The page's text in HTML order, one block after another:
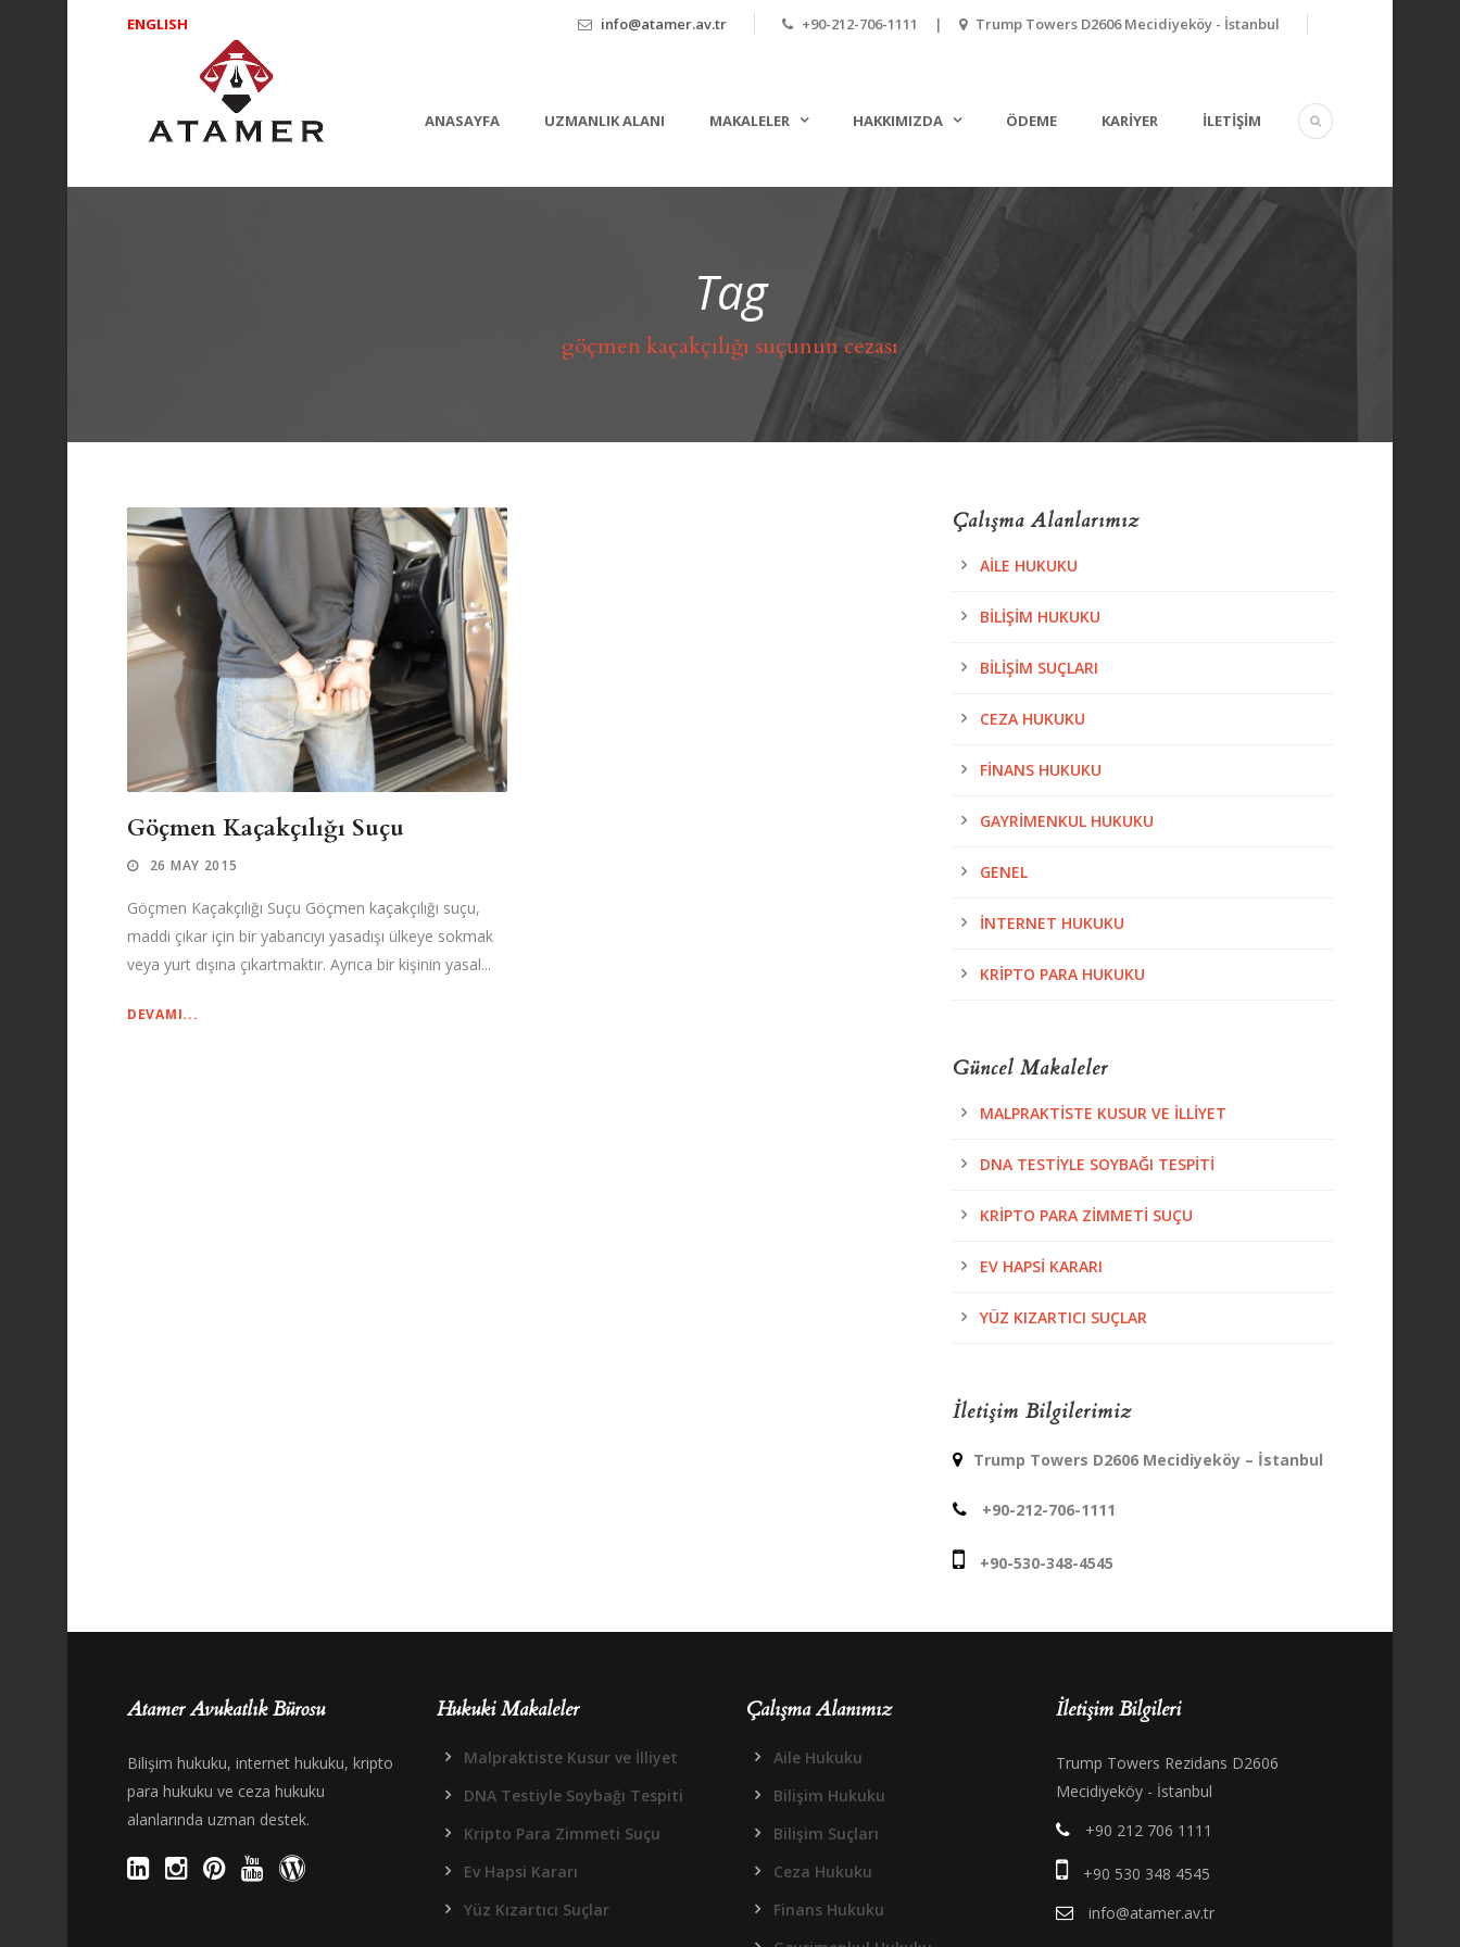
ENGLISH info@atamer.av.tr +90-212-706-1111 | Trump Towers D2606 Mecidiyeköy - İstanbul
ANASAYFA UZMANLIK ALANI MAKALELER HAKKIMIZDA ÖDEME KARİYER İLETİŞİM
Tag
göçmen kaçakçılığı suçunun cezası
Göçmen Kaçakçılığı Suçu
26 MAY 2015
Göçmen Kaçakçılığı Suçu Göçmen kaçakçılığı suçu,
maddi çıkar için bir yabancıyı yasadışı ülkeye sokmak
veya yurt dışına çıkartmaktır. Ayrıca bir kişinin yasal...
DEVAMI...
Çalışma Alanlarımız
AILE HUKUKU
BILIŞIM HUKUKU
BILIŞIM SUÇLARI
CEZA HUKUKU
FINANS HUKUKU
GAYRIMENKUL HUKUKU
GENEL
İNTERNET HUKUKU
KRIPTO PARA HUKUKU
Güncel Makaleler
MALPRAKTISTE KUSUR VE İLLIYET
DNA TESTIYLE SOYBAĞI TESPITI
KRIPTO PARA ZIMMETI SUÇU
EV HAPSI KARARI
YÜZ KIZARTICI SUÇLAR
İletişim Bilgilerimiz
Trump Towers D2606 Mecidiyeköy – İstanbul
+90-212-706-1111
+90-530-348-4545
Atamer Avukatlık Bürosu
Bilişim hukuku, internet hukuku, kripto
para hukuku ve ceza hukuku
alanlarında uzman destek.
Hukuki Makaleler
Malpraktiste Kusur ve İlliyet
DNA Testiyle Soybağı Tespiti
Kripto Para Zimmeti Suçu
Ev Hapsi Kararı
Yüz Kızartıcı Suçlar
Çalışma Alanımız
Aile Hukuku
Bilişim Hukuku
Bilişim Suçları
Ceza Hukuku
Finans Hukuku
İletişim Bilgileri
Trump Towers Rezidans D2606
Mecidiyeköy - İstanbul
+90 212 706 1111
+90 530 348 4545
info@atamer.av.tr